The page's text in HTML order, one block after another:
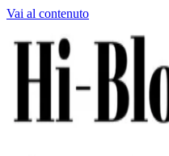
Vai al contenuto